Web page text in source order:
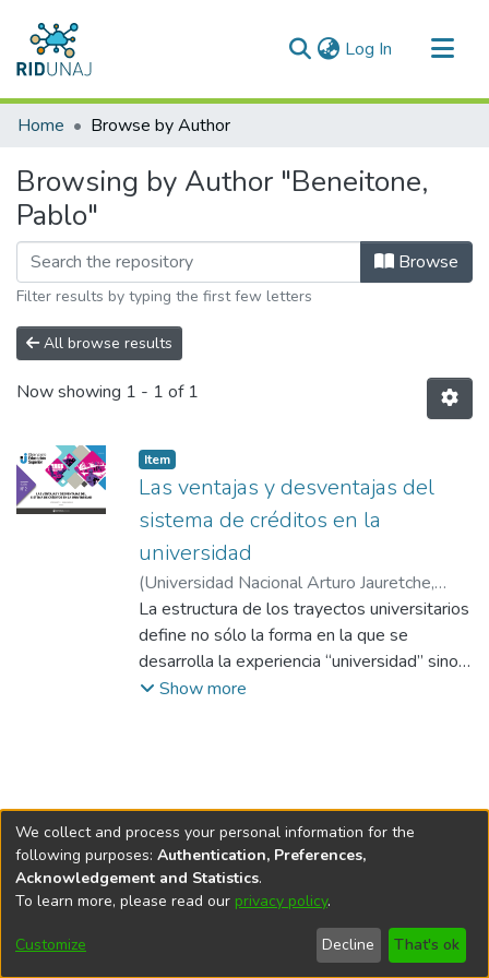
Log In (current)
Communities & Collections
Home Browse by Author
Browsing by Author "Beneitone,
Pablo"
Browse
Filter results by typing the first few letters
All browse results
Now showing 1 - 1 of 1
Item type:
Item,
Las ventajas y desventajas del
sistema de créditos en la
universidad
(Universidad Nacional Arturo Jauretche,
2023-11)Marquina, Mónica;Beneitone,
Pablo; Pérez Rasetti, Carlos ;Guerrini, María
Victoria;Massetti, Astor ;Doulián, Natalia
La estructura de los trayectos universitarios
define no sólo la forma en la que se
desarrolla la experiencia “universidad” sino
también implica prioridades en términos a
historia, con distintos modelos e hiatos que
marcaron su desarrollo, la heterogeneidad
institucional respecto a la estructuración de
los trayectos es bastante amplia; lo que
lleva ineludiblemente a la pregunta sobre la
validación e intercambiabilidad de las
Show more
DSpace softwarecopyright © 2002-2026
Cookie
End User
Agreement
Send
Feedback
We collect and process your personal information for the
following purposes: Authentication, Preferences,
Acknowledgement and Statistics.
To learn more, please read our privacy policy.
Customize Decline That's ok